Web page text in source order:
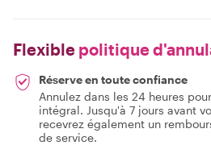
Flexible politique
Réserve en toute confiance
Annulez dans les 24 heures
intégral. Jusqu'à 7 jours avant
recevrez également un
de service.